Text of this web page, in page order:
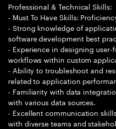
Professional & Technical Skills:
- Must To Have Skills:
- Strong knowledge of
software development best
- Experience in designing
workflows within custom
- Ability to troubleshoot and
related to application
- Familiarity with data
with various data sources.
- Excellent communication
with diverse teams and